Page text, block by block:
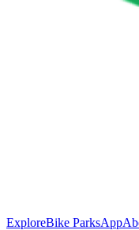
ExploreBike ParksApp